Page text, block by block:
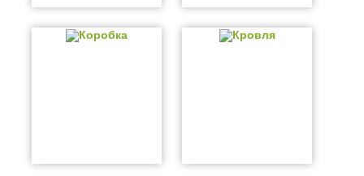
Коробка Кровля